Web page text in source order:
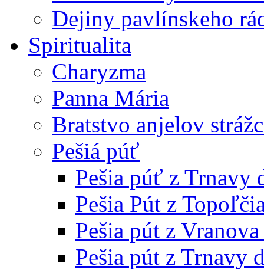
Dejiny pavlínskeho
Spiritualita
Charyzma
Panna Mária
Bratstvo anjelov
Pešiá púť
Pešia púť z Trnavy
Pešia Pút z
Pešia pút z
Pešia pút z Trnavy